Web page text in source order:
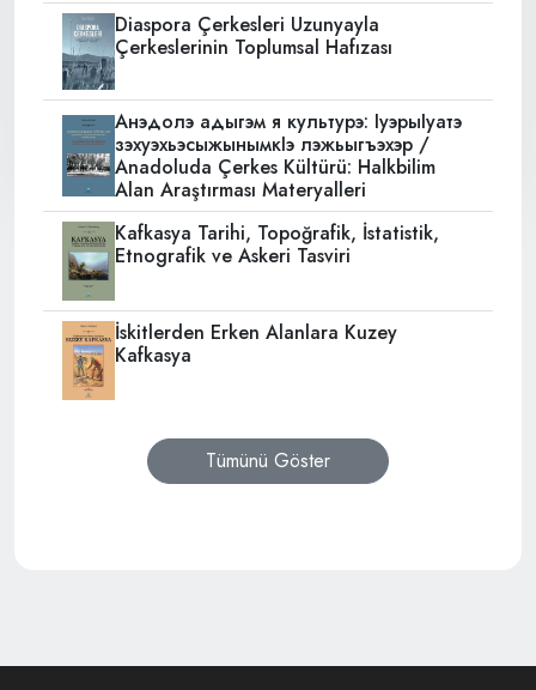
Diaspora Çerkesleri Uzunyayla
Çerkeslerinin Toplumsal Hafızası
Анэдолэ адыгэм я культурэ: IуэрыIуатэ
зэхуэхьэсыжынымкIэ лэжьыгъэхэр /
Anadoluda Çerkes Kültürü: Halkbilim
Alan Araştırması Materyalleri
Kafkasya Tarihi, Topoğrafik, İstatistik,
Etnografik ve Askeri Tasviri
İskitlerden Erken Alanlara Kuzey
Kafkasya
Tümünü Göster